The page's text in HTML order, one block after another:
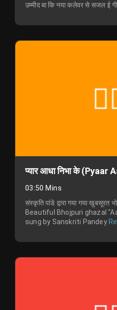
उम्मीद बा कि नया कलेवर से सजल ई
प्यार आधा निभा के (Pyaar
03:50 Mins
संस्कृति पांडे द्वारा गया गया खुबसूरत
Beautiful Bhojpuri ghazal
sung by Sanskriti Pandey